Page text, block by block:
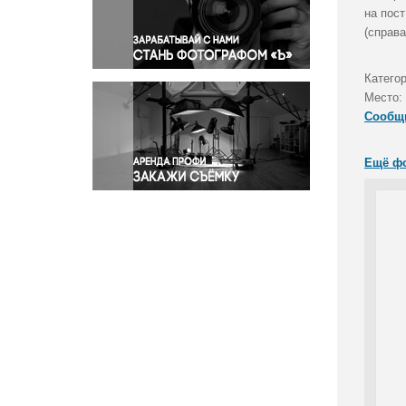
Правосудие
Происшествия и конфликты
Религия
Светская жизнь
Спорт
Экология
Экономика и бизнес
на
Место:
Ещё